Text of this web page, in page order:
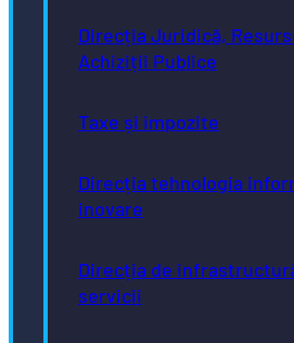
Direcția Juridică,
Achiziții Publice
Taxe și impozite
Direcția tehnologia
inovare
Direcția de
servicii